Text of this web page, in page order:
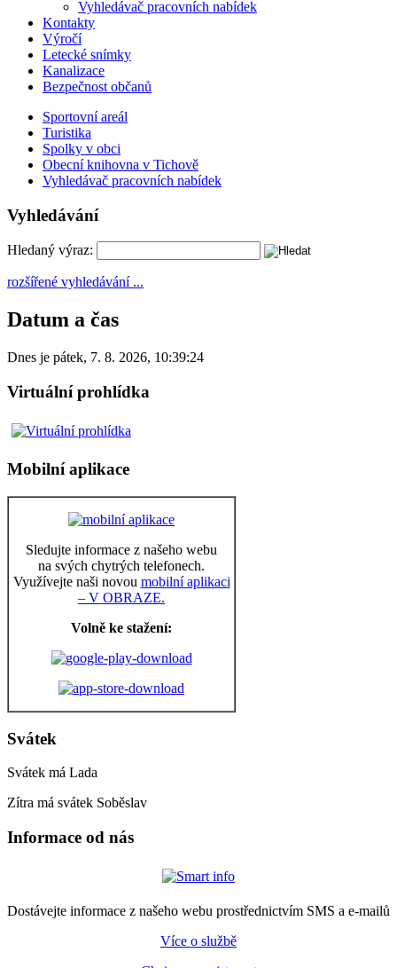
Vyhledávač pracovních nabídek
Kontakty
Výročí
Letecké snímky
Kanalizace
Bezpečnost občanů
Sportovní areál
Turistika
Spolky v obci
Obecní knihovna v Tichově
Vyhledávač pracovních nabídek
Vyhledávání
Hledaný výraz:
rozšířené vyhledávání ...
Datum a čas
Dnes je pátek, 7. 8. 2026, 10:39:24
Virtuální prohlídka
Mobilní aplikace
Sledujte informace z našeho webu
na svých chytrých telefonech.
Využívejte naši novou mobilní aplikaci
– V OBRAZE.
Volně ke stažení:
Svátek
Svátek má Lada
Zítra má svátek Soběslav
Informace od nás
Dostávejte informace z našeho webu prostřednictvím SMS a e-mailů
Více o službě